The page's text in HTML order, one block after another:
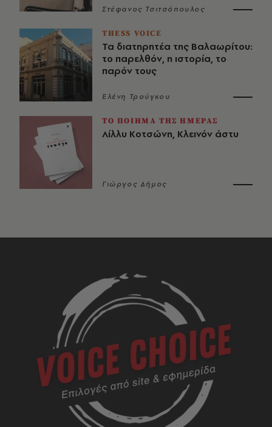
Στέφανος Τσιτσόπουλος
THESS VOICE
Τα διατηρητέα της Βαλαωρίτου:
το παρελθόν, η ιστορία, το
παρόν τους
Ελένη Τρούγκου
ΤΟ ΠΟΙΗΜΑ ΤΗΣ ΗΜΕΡΑΣ
Λίλλυ Κοτσώνη, Κλεινόν άστυ
Γιώργος Δήμος